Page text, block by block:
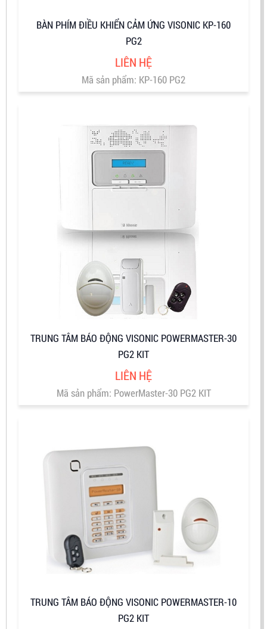
BÀN PHÍM ĐIỀU KHIỂN CẢM ỨNG VISONIC KP-160
PG2
LIÊN HỆ
Mã sản phẩm: KP-160 PG2
TRUNG TÂM BÁO ĐỘNG VISONIC POWERMASTER-30
PG2 KIT
LIÊN HỆ
Mã sản phẩm: PowerMaster-30 PG2 KIT
TRUNG TÂM BÁO ĐỘNG VISONIC POWERMASTER-10
PG2 KIT